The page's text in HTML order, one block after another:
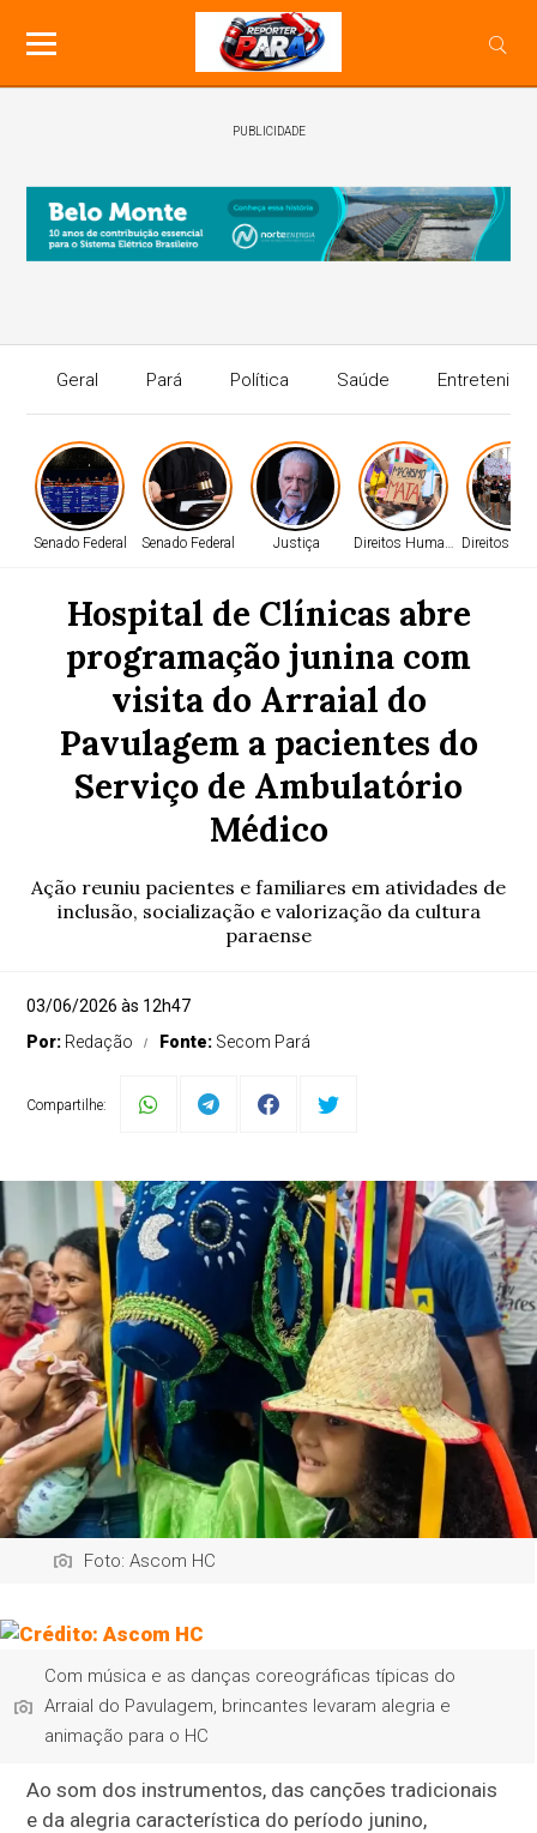
PUBLICIDADE
Geral Pará Política Saúde
Senado Federal Senado Federal Justiça Direitos HumanosDireitos
Hospital de Clínicas abre
programação junina com
visita do Arraial do
Pavulagem a pacientes do
Serviço de Ambulatório
Médico
Ação reuniu pacientes e familiares em atividades de
inclusão, socialização e valorização da cultura
paraense
03/06/2026 às 12h47
Por: Redação Fonte: Secom Pará
Compartilhe:
Foto: Ascom HC
Com música e as danças coreográficas típicas do
Arraial do Pavulagem, brincantes levaram alegria e
animação para o HC
Ao som dos instrumentos, das canções tradicionais
e da alegria característica do período junino,